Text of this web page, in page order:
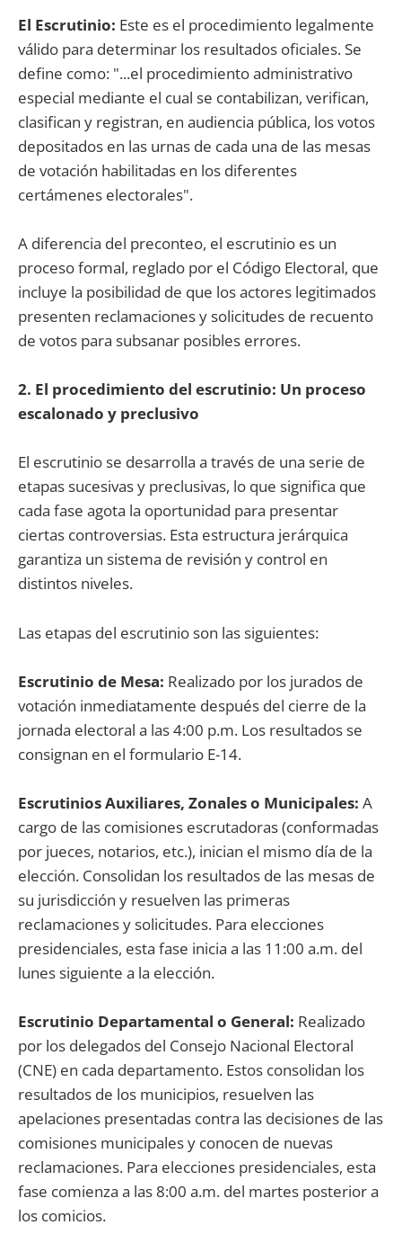
El Escrutinio: Este es el procedimiento legalmente
válido para determinar los resultados oficiales. Se
define como: "...el procedimiento administrativo
especial mediante el cual se contabilizan, verifican,
clasifican y registran, en audiencia pública, los votos
depositados en las urnas de cada una de las mesas
de votación habilitadas en los diferentes
certámenes electorales".
A diferencia del preconteo, el escrutinio es un
proceso formal, reglado por el Código Electoral, que
incluye la posibilidad de que los actores legitimados
presenten reclamaciones y solicitudes de recuento
de votos para subsanar posibles errores.
2. El procedimiento del escrutinio: Un proceso
escalonado y preclusivo
El escrutinio se desarrolla a través de una serie de
etapas sucesivas y preclusivas, lo que significa que
cada fase agota la oportunidad para presentar
ciertas controversias. Esta estructura jerárquica
garantiza un sistema de revisión y control en
distintos niveles.
Las etapas del escrutinio son las siguientes:
Escrutinio de Mesa: Realizado por los jurados de
votación inmediatamente después del cierre de la
jornada electoral a las 4:00 p.m. Los resultados se
consignan en el formulario E-14.
Escrutinios Auxiliares, Zonales o Municipales: A
cargo de las comisiones escrutadoras (conformadas
por jueces, notarios, etc.), inician el mismo día de la
elección. Consolidan los resultados de las mesas de
su jurisdicción y resuelven las primeras
reclamaciones y solicitudes. Para elecciones
presidenciales, esta fase inicia a las 11:00 a.m. del
lunes siguiente a la elección.
Escrutinio Departamental o General: Realizado
por los delegados del Consejo Nacional Electoral
(CNE) en cada departamento. Estos consolidan los
resultados de los municipios, resuelven las
apelaciones presentadas contra las decisiones de las
comisiones municipales y conocen de nuevas
reclamaciones. Para elecciones presidenciales, esta
fase comienza a las 8:00 a.m. del martes posterior a
los comicios.